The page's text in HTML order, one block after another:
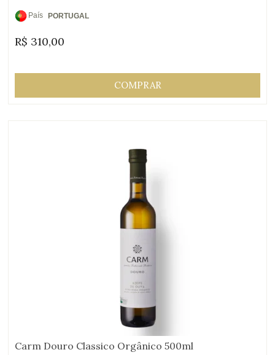
País
Origem:
PORTUGAL
R$ 310,00
COMPRAR
Carm Douro Classico Orgânico 500ml